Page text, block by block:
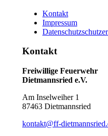
Kontakt
Impressum
Kontakt
Freiwillige Feuerwehr
Dietmannsried e.V.
Am Inselweiher 1
87463 Dietmannsried
kontakt@ff-